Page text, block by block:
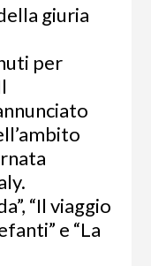
giuria
per
“Il viaggio
e “La